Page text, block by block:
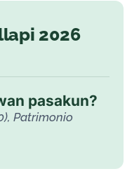
2026
pasakun?
Patrimonio